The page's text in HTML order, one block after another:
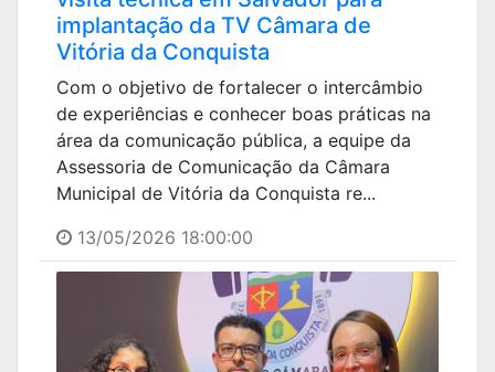
implantação da TV Câmara de
Vitória da Conquista
Com o objetivo de fortalecer o intercâmbio
de experiências e conhecer boas práticas na
área da comunicação pública, a equipe da
Assessoria de Comunicação da Câmara
Municipal de Vitória da Conquista re...
13/05/2026 18:00:00